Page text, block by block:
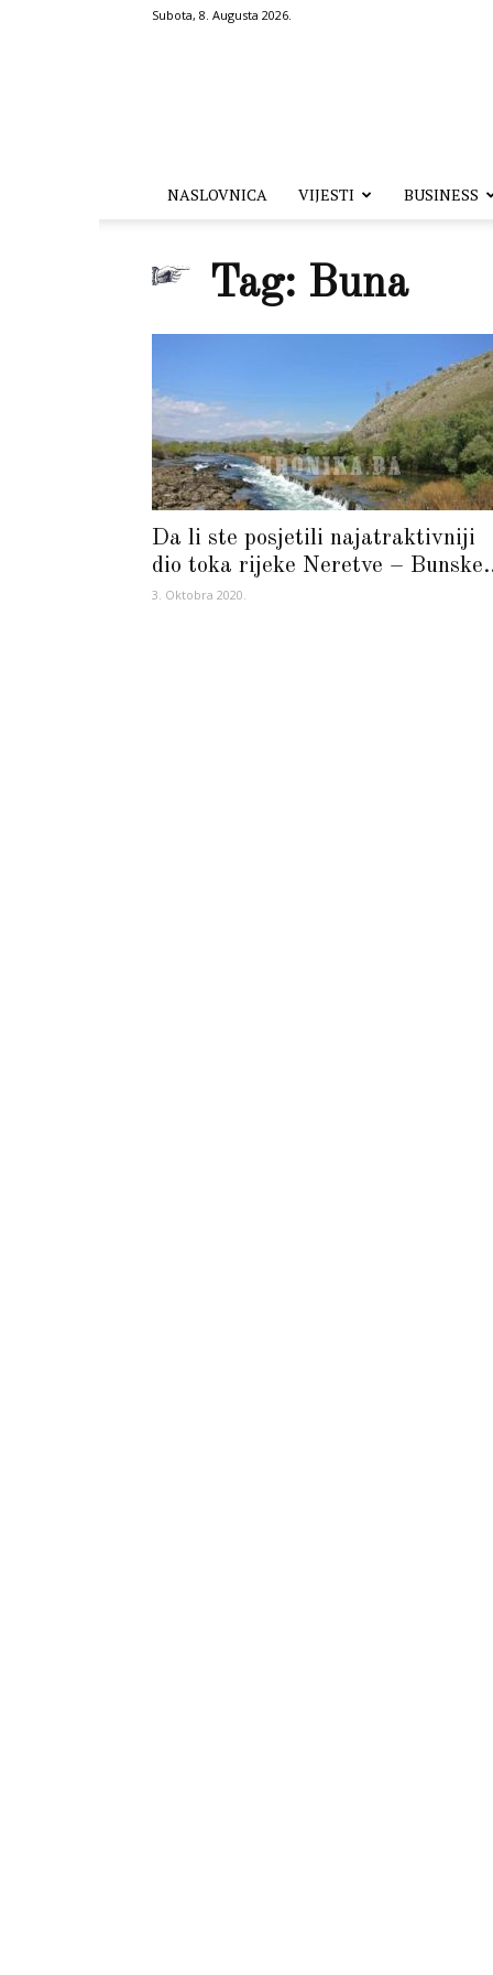
Subota, 8. Augusta 2026.
NASLOVNICA VIJESTI BUSINESS
Tag: Buna
Da li ste posjetili najatraktivniji
dio toka rijeke Neretve –
3. Oktobra 2020.